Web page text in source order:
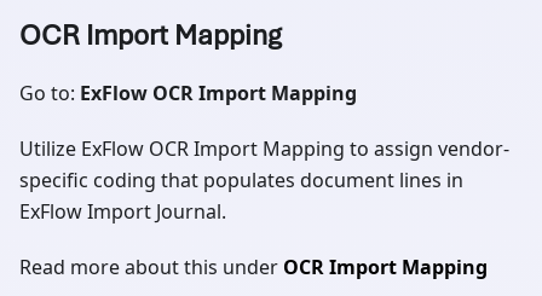
OCR Import Mapping
Go to: ExFlow OCR Import Mapping
Utilize ExFlow OCR Import Mapping to assign vendor-
specific coding that populates document lines in
ExFlow Import Journal.
Read more about this under OCR Import Mapping